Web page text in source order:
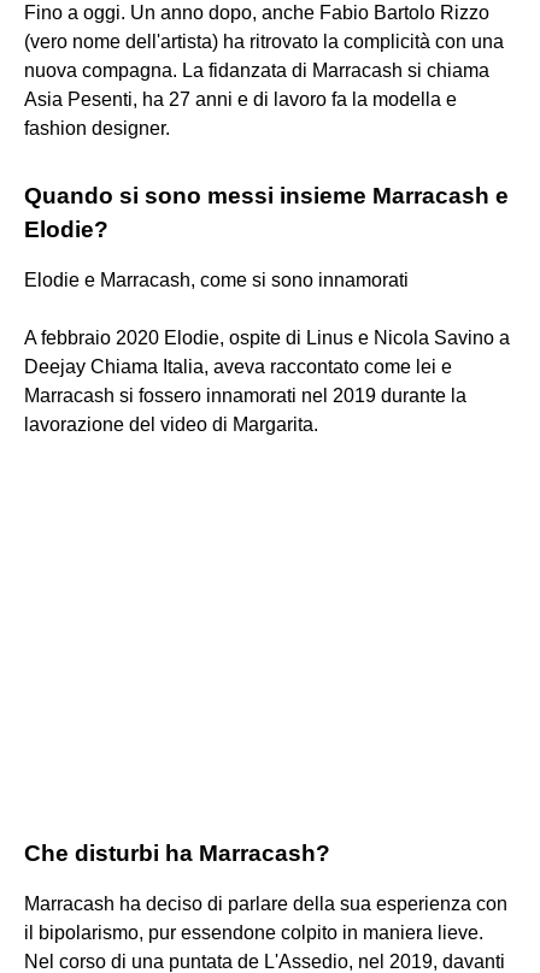
Fino a oggi. Un anno dopo, anche Fabio Bartolo Rizzo
(vero nome dell'artista) ha ritrovato la complicità con una
nuova compagna. La fidanzata di Marracash si chiama
Asia Pesenti, ha 27 anni e di lavoro fa la modella e
fashion designer.
Quando si sono messi insieme Marracash e
Elodie?
Elodie e Marracash, come si sono innamorati
A febbraio 2020 Elodie, ospite di Linus e Nicola Savino a
Deejay Chiama Italia, aveva raccontato come lei e
Marracash si fossero innamorati nel 2019 durante la
lavorazione del video di Margarita.
Che disturbi ha Marracash?
Marracash ha deciso di parlare della sua esperienza con
il bipolarismo, pur essendone colpito in maniera lieve.
Nel corso di una puntata de L'Assedio, nel 2019, davanti